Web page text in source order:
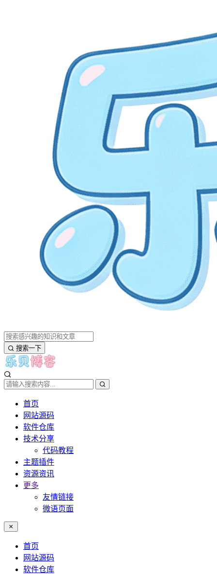
搜索一下
首页
网站源码
软件仓库
技术分享
代码教程
主题插件
资源资讯
更多
友情链接
微语页面
首页
网站源码
软件仓库